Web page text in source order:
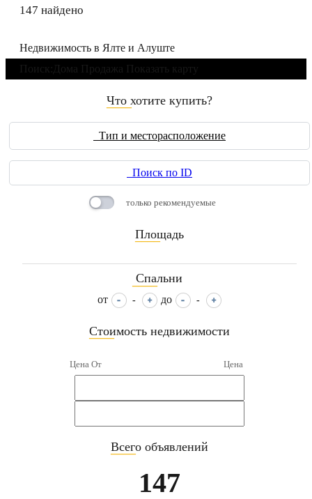
147 найдено
Недвижимость в Ялте и Алуште
Поиск:
Дома Продажа Показать карту
Что хотите купить?
____
Тип и месторасположение
Поиск по ID
только рекомендуемые
Площадь
____
Спальни
____
от - до -
Стоимость недвижимости
____
Цена От Цена
Всего объявлений
____
147